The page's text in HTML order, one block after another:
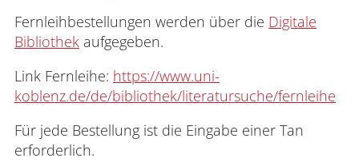
Fernleihbestellungen werden über die Digitale
Bibliothek aufgegeben.
Link Fernleihe: https://www.uni-
koblenz.de/de/bibliothek/literatursuche/fernleihe
Für jede Bestellung ist die Eingabe einer Tan
erforderlich.